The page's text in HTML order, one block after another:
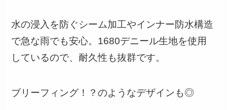
水の浸入を防ぐシーム加工やインナー防水構造
で急な雨でも安心。1680デニール生地を使用
しているので、耐久性も抜群です。
ブリーフィング！？のようなデザインも◎